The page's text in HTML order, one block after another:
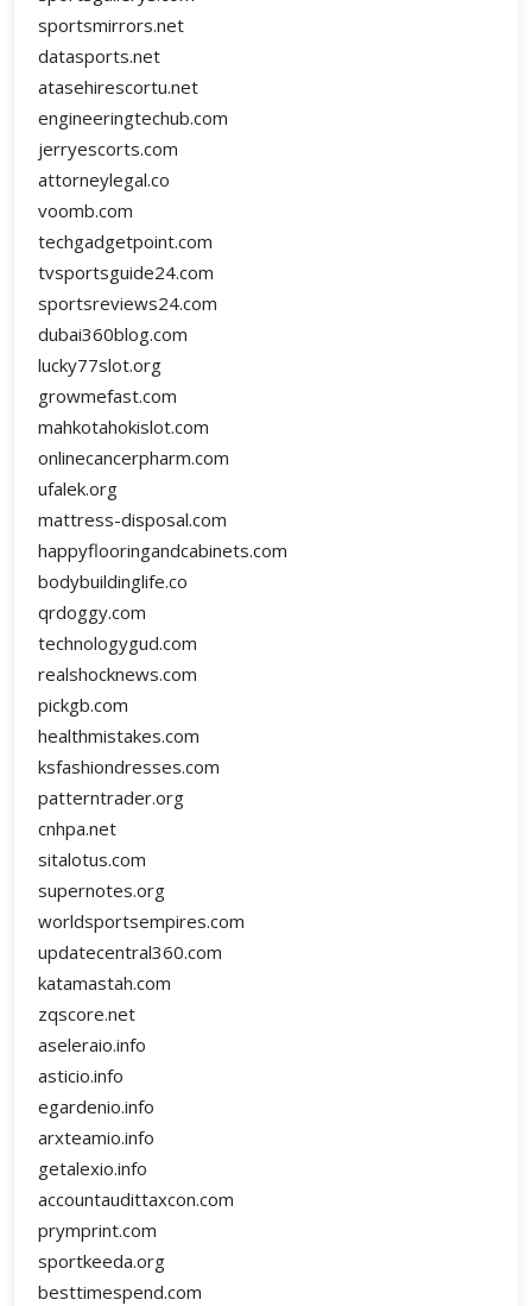
sportsmirrors.net
datasports.net
atasehirescortu.net
engineeringtechub.com
jerryescorts.com
attorneylegal.co
voomb.com
techgadgetpoint.com
tvsportsguide24.com
sportsreviews24.com
dubai360blog.com
lucky77slot.org
growmefast.com
mahkotahokislot.com
onlinecancerpharm.com
ufalek.org
mattress-disposal.com
happyflooringandcabinets.com
bodybuildinglife.co
qrdoggy.com
technologygud.com
realshocknews.com
pickgb.com
healthmistakes.com
ksfashiondresses.com
patterntrader.org
cnhpa.net
sitalotus.com
supernotes.org
worldsportsempires.com
updatecentral360.com
katamastah.com
zqscore.net
aseleraio.info
asticio.info
egardenio.info
arxteamio.info
getalexio.info
accountaudittaxcon.com
prymprint.com
sportkeeda.org
besttimespend.com